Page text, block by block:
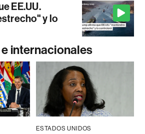
EE.UU.
y lo
internacionales
ESTADOS UNIDOS